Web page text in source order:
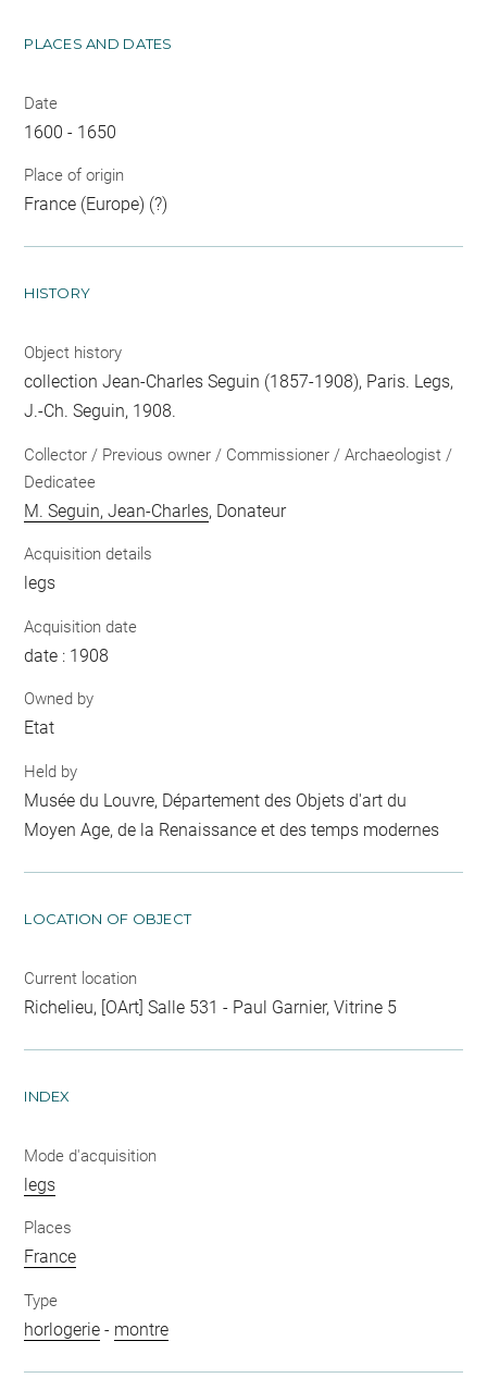
PLACES AND DATES
Date
1600 - 1650
Place of origin
France (Europe) (?)
HISTORY
Object history
collection Jean-Charles Seguin (1857-1908), Paris. Legs,
J.-Ch. Seguin, 1908.
Collector / Previous owner / Commissioner / Archaeologist /
Dedicatee
M. Seguin, Jean-Charles, Donateur
Acquisition details
legs
Acquisition date
date : 1908
Owned by
Etat
Held by
Musée du Louvre, Département des Objets d'art du
Moyen Age, de la Renaissance et des temps modernes
LOCATION OF OBJECT
Current location
Richelieu, [OArt] Salle 531 - Paul Garnier, Vitrine 5
INDEX
Mode d'acquisition
legs
Places
France
Type
horlogerie - montre